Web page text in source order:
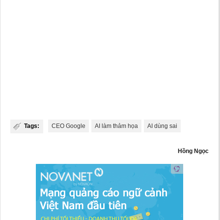
Tags: CEO Google AI làm thảm họa AI dùng sai
Hồng Ngọc